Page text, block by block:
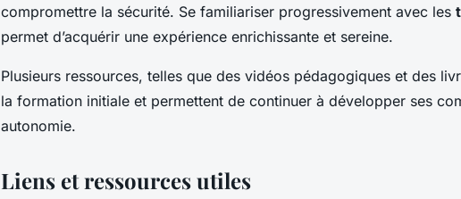
compromettre la sécurité. Se familiariser progressivement avec les
permet d’acquérir une expérience enrichissante et sereine.
Plusieurs ressources, telles que des vidéos pédagogiques et des
la formation initiale et permettent de continuer à développer ses
autonomie.
Liens et ressources utiles